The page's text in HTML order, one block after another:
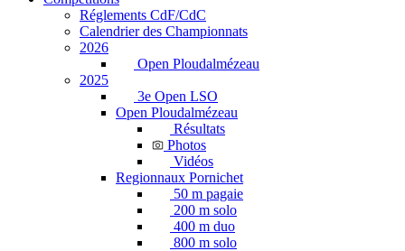
Réglements CdF/CdC
Calendrier des Championnats
2026
Open Ploudalmézeau
2025
3e Open LSO
Open Ploudalmézeau
Résultats
Photos
Vidéos
Regionnaux Pornichet
50 m pagaie
200 m solo
400 m duo
800 m solo